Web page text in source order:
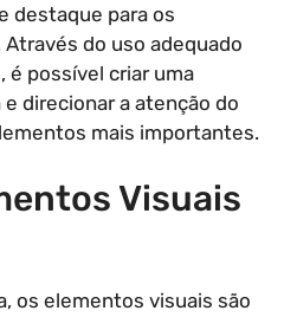
destaque para os
do uso adequado
é possível criar uma
direcionar a atenção do
mais importantes.
Visuais
os elementos visuais são